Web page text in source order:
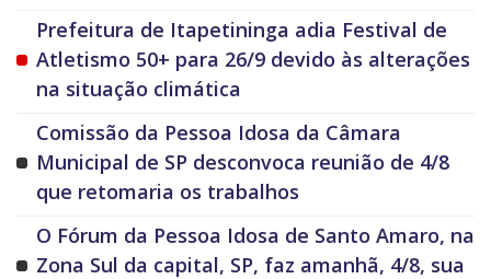
Prefeitura de Itapetininga adia Festival de
Atletismo 50+ para 26/9 devido às alterações
na situação climática
Comissão da Pessoa Idosa da Câmara
Municipal de SP desconvoca reunião de 4/8
que retomaria os trabalhos
O Fórum da Pessoa Idosa de Santo Amaro, na
Zona Sul da capital, SP, faz amanhã, 4/8, sua